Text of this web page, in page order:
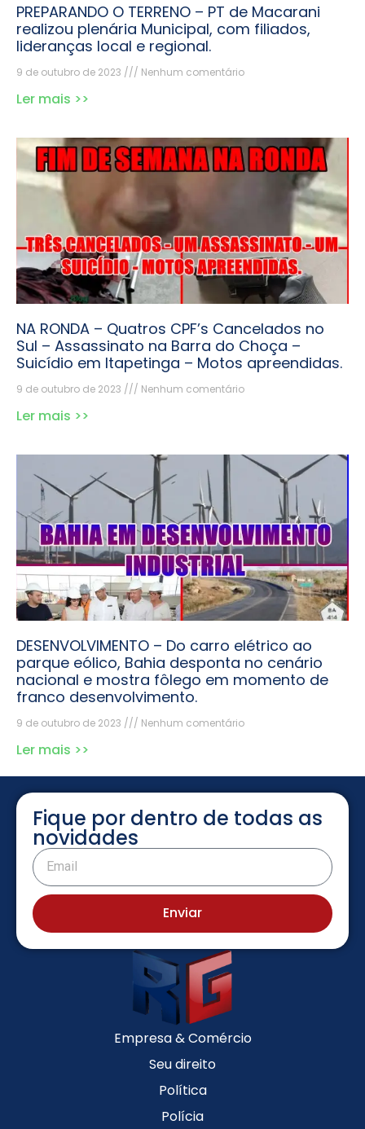
PREPARANDO O TERRENO – PT de Macarani
realizou plenária Municipal, com filiados,
lideranças local e regional.
9 de outubro de 2023 Nenhum comentário
Ler mais >>
NA RONDA – Quatros CPF’s Cancelados no
Sul – Assassinato na Barra do Choça –
Suicídio em Itapetinga – Motos apreendidas.
9 de outubro de 2023 Nenhum comentário
Ler mais >>
DESENVOLVIMENTO – Do carro elétrico ao
parque eólico, Bahia desponta no cenário
nacional e mostra fôlego em momento de
franco desenvolvimento.
9 de outubro de 2023 Nenhum comentário
Ler mais >>
Fique por dentro de todas as
novidades
Enviar
Empresa & Comércio
Seu direito
Política
Polícia